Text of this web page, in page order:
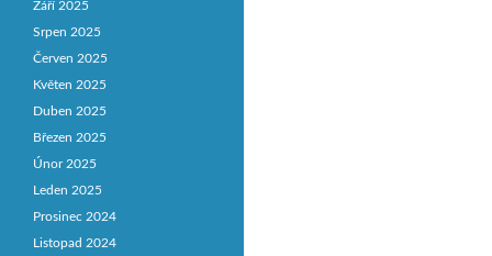
Září 2025
Srpen 2025
Červen 2025
Květen 2025
Duben 2025
Březen 2025
Únor 2025
Leden 2025
Prosinec 2024
Listopad 2024